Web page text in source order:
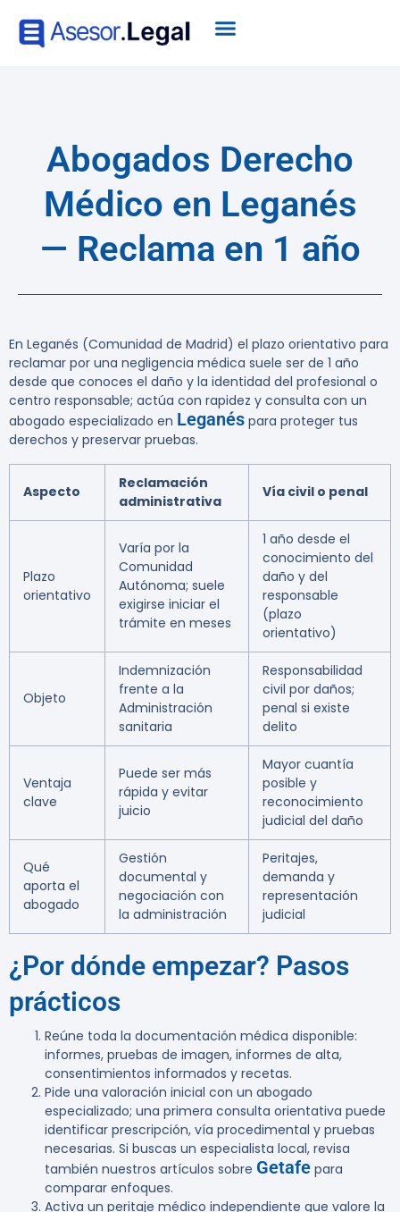
Abogados Derecho
Médico en Leganés
— Reclama en 1 año
En Leganés (Comunidad de Madrid) el plazo orientativo para
reclamar por una negligencia médica suele ser de 1 año
desde que conoces el daño y la identidad del profesional o
centro responsable; actúa con rapidez y consulta con un
abogado especializado en Leganés para proteger tus
derechos y preservar pruebas.
Aspecto
Reclamación
administrativa
Vía civil o penal
Plazo
orientativo
Varía por la
Comunidad
Autónoma; suele
exigirse iniciar el
trámite en meses
1 año desde el
conocimiento del
daño y del
responsable
(plazo
orientativo)
Objeto
Indemnización
frente a la
Administración
sanitaria
Responsabilidad
civil por daños;
penal si existe
delito
Ventaja
clave
Puede ser más
rápida y evitar
juicio
Mayor cuantía
posible y
reconocimiento
judicial del daño
Qué
aporta el
abogado
Gestión
documental y
negociación con
la administración
Peritajes,
demanda y
representación
judicial
¿Por dónde empezar? Pasos
prácticos
Reúne toda la documentación médica disponible:
informes, pruebas de imagen, informes de alta,
consentimientos informados y recetas.
Pide una valoración inicial con un abogado
especializado; una primera consulta orientativa puede
identificar prescripción, vía procedimental y pruebas
necesarias. Si buscas un especialista local, revisa
también nuestros artículos sobre Getafe para
comparar enfoques.
Activa un peritaje médico independiente que valore la